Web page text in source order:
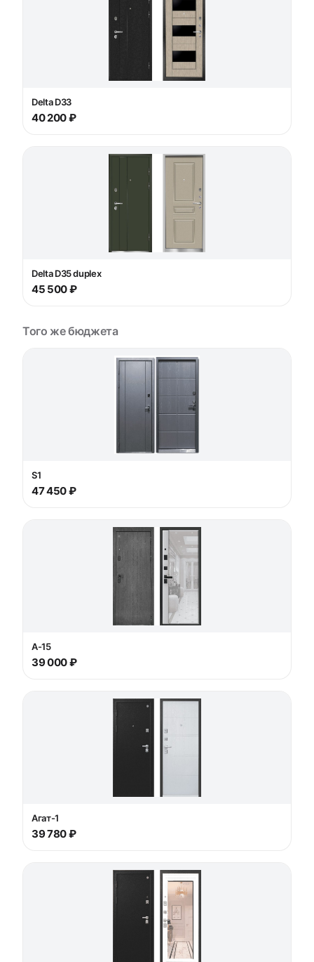
Delta D33
40 200 ₽
Delta D35 duplex
45 500 ₽
Того же бюджета
S1
47 450 ₽
А-15
39 000 ₽
Агат-1
39 780 ₽